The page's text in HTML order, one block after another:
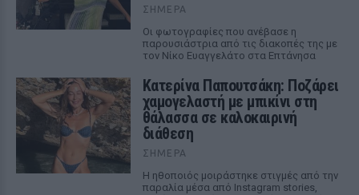
ΣΉΜΕΡΑ
Οι φωτογραφίες που ανέβασε η
παρουσιάστρια από τις διακοπές της με
τον Νίκο Ευαγγελάτο στα Επτάνησα
Κατερίνα Παπουτσάκη: Ποζάρει
χαμογελαστή με μπικίνι στη
θάλασσα σε καλοκαιρινή
διάθεση
ΣΉΜΕΡΑ
Η ηθοποιός μοιράστηκε στιγμές από την
παραλία μέσα από Instagram stories,